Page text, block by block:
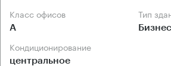
Класс офисов
А
Тип
Кондиционирование
центральное